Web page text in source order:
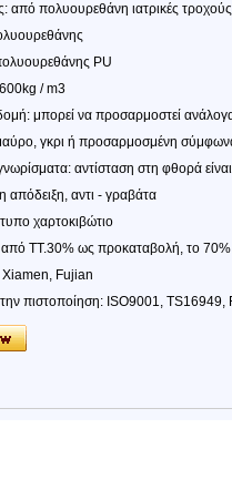
από πολυουρεθάνη ιατρικές
PU
/ m3
μπορεί να προσαρμοστεί ανάλογα
γκρι ή προσαρμοσμένη
αντίσταση στη φθορά
απόδειξη, αντι - γραβάτα
χαρτοκιβώτιο
TT.30% ως προκαταβολή, το
Xiamen, Fujian
πιστοποίηση: ISO9001, TS16949,